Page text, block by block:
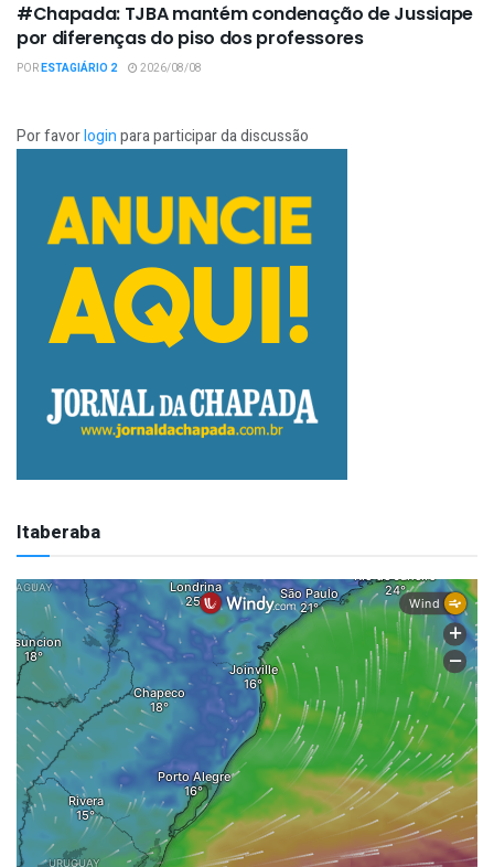
#Chapada: TJBA mantém condenação de Jussiape
por diferenças do piso dos professores
PORESTAGIÁRIO 2 2026/08/08
Por favorloginpara participar da discussão
Itaberaba